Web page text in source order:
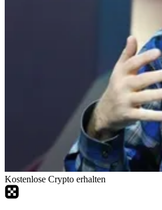
Kostenlose Crypto erhalten